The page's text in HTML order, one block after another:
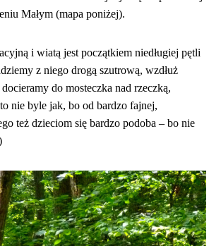
Małym (mapa poniżej).
i wiatą jest początkiem niedługiej pętli
z niego drogą szutrową, wzdłuż
do mosteczka nad rzeczką,
nie byle jak, bo od bardzo fajnej,
też dzieciom się bardzo podoba – bo nie